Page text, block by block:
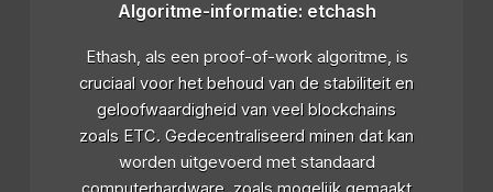
Algoritme-informatie: etchash
Ethash, als een proof-of-work algoritme, is
cruciaal voor het behoud van de stabiliteit en
geloofwaardigheid van veel blockchains
zoals ETC. Gedecentraliseerd minen dat kan
worden uitgevoerd met standaard